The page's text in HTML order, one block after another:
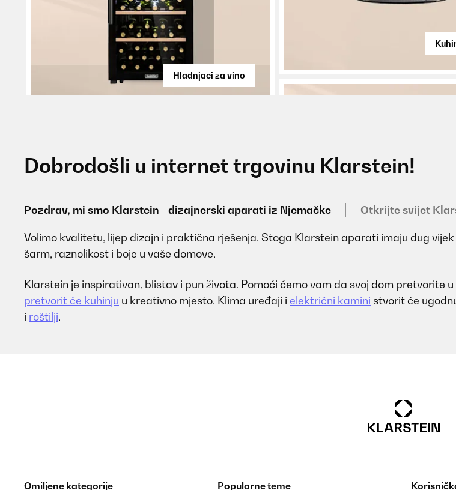
Hladnjaci za vino
Dobrodošli u internet trgovinu Klarstein!
Pozdrav, mi smo Klarstein - dizajnerski aparati iz Njemačke Otkrijte svijet
Volimo kvalitetu, lijep dizajn i praktična rješenja. Stoga Klarstein aparati imaju dug
šarm, raznolikost i boje u vaše domove.
Klarstein je inspirativan, blistav i pun života. Pomoći ćemo vam da svoj dom pretvorite
pretvorit će kuhinju u kreativno mjesto. Klima uređaji i električni kamini stvorit će
i roštilji.
Omiljene kategorije
Popularne teme